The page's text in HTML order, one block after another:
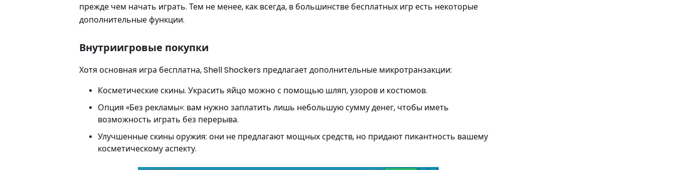
прежде чем начать играть. Тем не менее, как всегда, в большинстве бесплатных игр есть некоторые
дополнительные функции.
Внутриигровые покупки
Хотя основная игра бесплатна, Shell Shockers предлагает дополнительные микротранзакции:
Косметические скины. Украсить яйцо можно с помощью шляп, узоров и костюмов.
Опция «Без рекламы»: вам нужно заплатить лишь небольшую сумму денег, чтобы иметь
возможность играть без перерыва.
Улучшенные скины оружия: они не предлагают мощных средств, но придают пикантность вашему
косметическому аспекту.